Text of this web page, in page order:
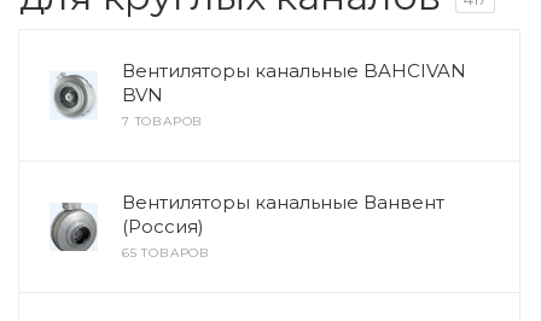
Вентиляторы канальные BAHCIVAN
BVN
7 ТОВАРОВ
Вентиляторы канальные Ванвент
(Россия)
65 ТОВАРОВ